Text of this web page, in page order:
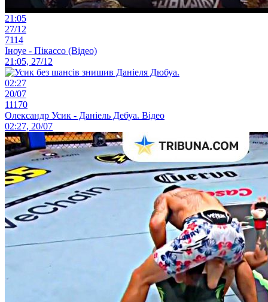
21:05
27/12
7114
Іноуе - Пікассо (Відео)
21:05, 27/12
02:27
20/07
11170
Олександр Усик - Даніель Дебуа. Відео
02:27, 20/07